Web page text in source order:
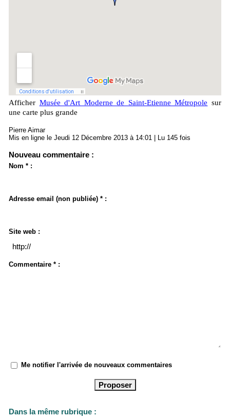
Afficher Musée d'Art Moderne de Saint-Etienne Métropole sur
une carte plus grande
Pierre Aimar
Mis en ligne le Jeudi 12 Décembre 2013 à 14:01 | Lu 145 fois
Nouveau commentaire :
Nom * :
Adresse email (non publiée) * :
Site web :
Commentaire * :
Me notifier l'arrivée de nouveaux commentaires
Dans la même rubrique :